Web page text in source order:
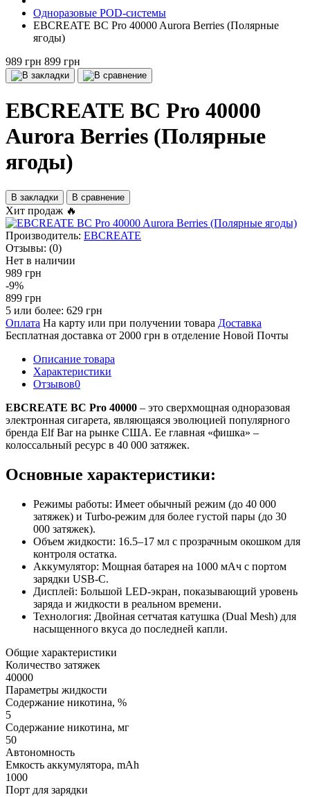
Одноразовые POD-системы
EBCREATE BC Pro 40000 Aurora Berries (Полярные
ягоды)
989 грн 899 грн
EBCREATE BC Pro 40000
Aurora Berries (Полярные
ягоды)
В закладки В сравнение
Хит продаж 🔥
Производитель: EBCREATE
Отзывы: (0)
Нет в наличии
989 грн
-9%
899 грн
5 или более: 629 грн
Оплата На карту или при получении товара Доставка
Бесплатная доставка от 2000 грн в отделение Новой Почты
Описание товара
Характеристики
Отзывов0
EBCREATE BC Pro 40000 – это сверхмощная одноразовая
электронная сигарета, являющаяся эволюцией популярного
бренда Elf Bar на рынке США. Ее главная «фишка» –
колоссальный ресурс в 40 000 затяжек.
Основные характеристики:
Режимы работы: Имеет обычный режим (до 40 000
затяжек) и Turbo-режим для более густой пары (до 30
000 затяжек).
Объем жидкости: 16.5–17 мл с прозрачным окошком для
контроля остатка.
Аккумулятор: Мощная батарея на 1000 мАч с портом
зарядки USB-C.
Дисплей: Большой LED-экран, показывающий уровень
заряда и жидкости в реальном времени.
Технология: Двойная сетчатая катушка (Dual Mesh) для
насыщенного вкуса до последней капли.
Общие характеристики
Количество затяжек
40000
Параметры жидкости
Содержание никотина, %
5
Содержание никотина, мг
50
Автономность
Емкость аккумулятора, mAh
1000
Порт для зарядки